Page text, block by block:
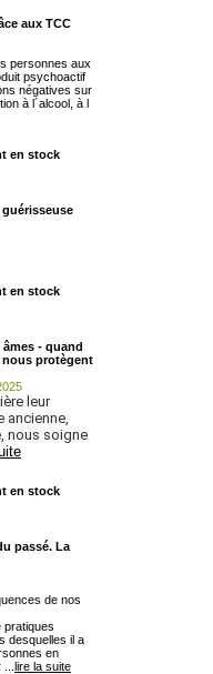
aux TCC
personnes aux
psychoactif
négatives sur
à l´alcool, à l
en stock
en stock
- quand
nous protègent
leur
ancienne,
nous soigne
en stock
passé. La
de nos
pratiques
desquelles il a
en
lire la suite